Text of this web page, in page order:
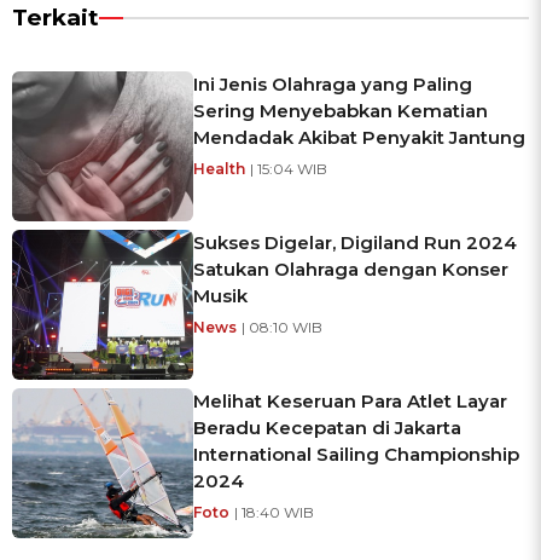
Terkait
Ini Jenis Olahraga yang Paling
Sering Menyebabkan Kematian
Mendadak Akibat Penyakit Jantung
Health | 15:04 WIB
Sukses Digelar, Digiland Run 2024
Satukan Olahraga dengan Konser
Musik
News | 08:10 WIB
Melihat Keseruan Para Atlet Layar
Beradu Kecepatan di Jakarta
International Sailing Championship
2024
Foto | 18:40 WIB